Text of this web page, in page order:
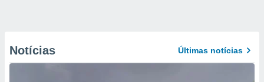
Notícias Últimas notícias